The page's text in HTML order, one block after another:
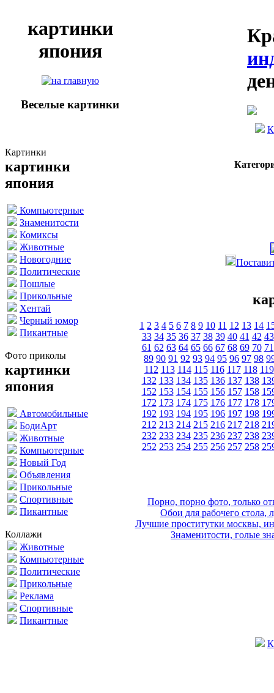
картинки
япония
Веселые картинки
Картинки
картинки
япония
Компьютерные
Знаменитости
Комиксы
Животные
Новогодние
Политические
Пошлые
Прикольные
Хентай
Черный юмор
Пикантные
Фото приколы
картинки
япония
Автомобильные
БодиАрт
Животные
Компьютерные
Новый Год
Объявления
Прикольные
Спортивные
Пикантные
Коллажи
Животные
Компьютерные
Политические
Прикольные
Реклама
Спортивные
Пикантные
1 2 3 4 5 6 7 8 9 10 11 12 13 14
33 34 35 36 37 38 39 40 41 42 43
61 62 63 64 65 66 67 68 69 70 71
89 90 91 92 93 94 95 96 97 98
112 113 114 115 116 117 118 119
132 133 134 135 136 137 138
152 153 154 155 156 157 158
172 173 174 175 176 177 178
192 193 194 195 196 197 198
212 213 214 215 216 217 218
232 233 234 235 236 237 238
252 253 254 255 256 257 258
Порно, порно фото, только
Обои для рабочего стола,
Лучшие проститутки москвы,
Знаменитости, голые